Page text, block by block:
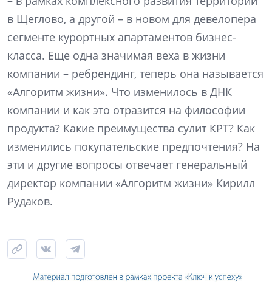
в Щеглово, а другой – в новом для девелопера
сегменте курортных апартаментов бизнес-
класса. Еще одна значимая веха в жизни
компании – ребрендинг, теперь она называется
«Алгоритм жизни». Что изменилось в ДНК
компании и как это отразится на философии
продукта? Какие преимущества сулит КРТ? Как
изменились покупательские предпочтения? На
эти и другие вопросы отвечает генеральный
директор компании «Алгоритм жизни» Кирилл
Рудаков.